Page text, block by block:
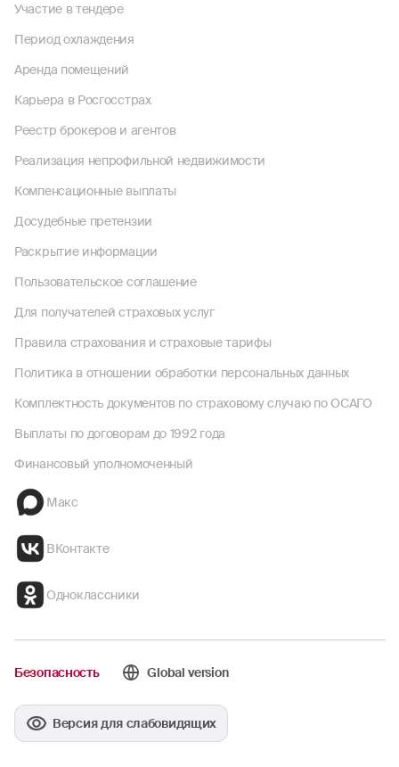
Участие в тендере
Период охлаждения
Аренда помещений
Карьера в Росгосстрах
Реестр брокеров и агентов
Реализация непрофильной недвижимости
Компенсационные выплаты
Досудебные претензии
Раскрытие информации
Пользовательское соглашение
Для получателей страховых услуг
Правила страхования и страховые тарифы
Политика в отношении обработки персональных данных
Комплектность документов по страховому случаю по ОСАГО
Выплаты по договорам до 1992 года
Финансовый уполномоченный
Макс
ВКонтакте
Одноклассники
Безопасность Global version
Версия для слабовидящих